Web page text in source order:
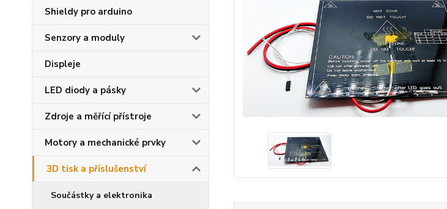
Shieldy pro arduino
Senzory a moduly
Displeje
LED diody a pásky
Zdroje a měřící přístroje
Motory a mechanické prvky
3D tisk a příslušenství
Součástky a elektronika